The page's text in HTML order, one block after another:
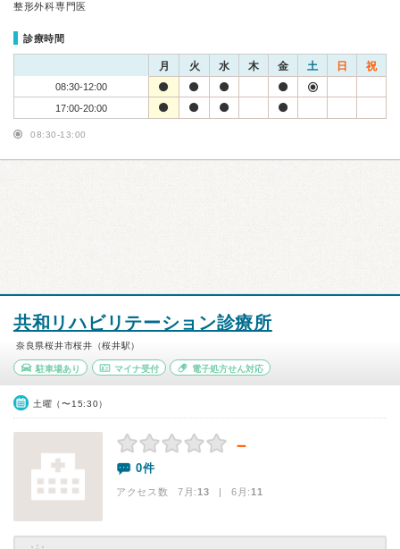
整形外科専門医
診療時間
月 火 水 木 金 土 日 祝
08:30-12:00
17:00-20:00
08:30-13:00
共和リハビリテーション診療所
奈良県桜井市桜井（桜井駅）
駐車場あり マイナ受付 電子処方せん対応
土曜（〜15:30）
－
0件
アクセス数 7月:13 | 6月:11